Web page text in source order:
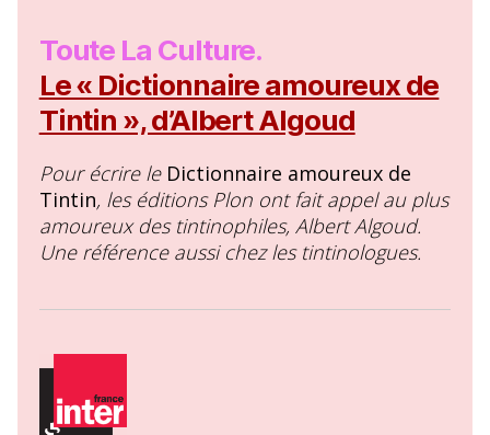
Toute La Culture.
Le « Dictionnaire amoureux de
Tintin », d’Albert Algoud
Pour écrire le Dictionnaire amoureux de
Tintin, les éditions Plon ont fait appel au plus
amoureux des tintinophiles, Albert Algoud.
Une référence aussi chez les tintinologues.